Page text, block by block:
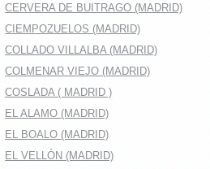
CERVERA DE BUITRAGO (MADRID)
CIEMPOZUELOS (MADRID)
COLLADO VILLALBA (MADRID)
COLMENAR VIEJO (MADRID)
COSLADA ( MADRID )
EL ALAMO (MADRID)
EL BOALO (MADRID)
EL VELLÓN (MADRID)